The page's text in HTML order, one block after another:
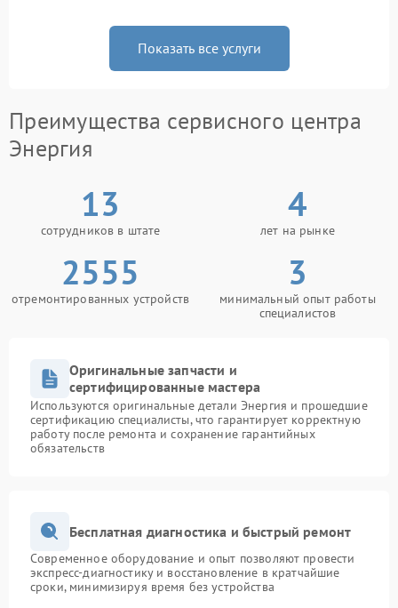
Показать все услуги
Преимущества сервисного центра
Энергия
13
сотрудников в штате
4
лет на рынке
2555
отремонтированных устройств
3
минимальный опыт работы
специалистов
Оригинальные запчасти и
сертифицированные мастера
Используются оригинальные детали Энергия и прошедшие
сертификацию специалисты, что гарантирует корректную
работу после ремонта и сохранение гарантийных
обязательств
Бесплатная диагностика и быстрый ремонт
Современное оборудование и опыт позволяют провести
экспресс-диагностику и восстановление в кратчайшие
сроки, минимизируя время без устройства